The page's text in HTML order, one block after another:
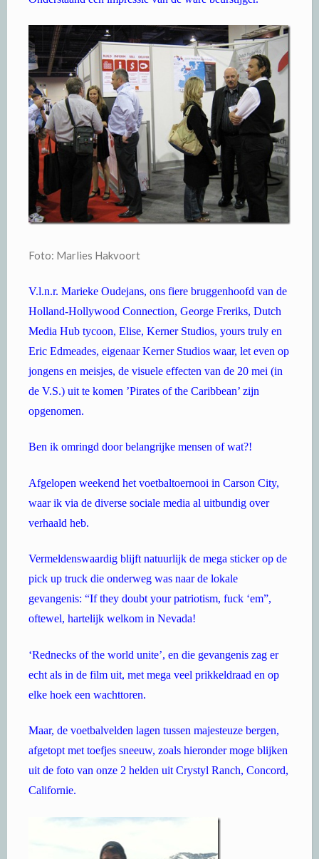
Foto: Marlies Hakvoort
V.l.n.r. Marieke Oudejans, ons fiere bruggenhoofd van de
Holland-Hollywood Connection, George Freriks, Dutch
Media Hub tycoon, Elise, Kerner Studios, yours truly en
Eric Edmeades, eigenaar Kerner Studios waar, let even op
jongens en meisjes, de visuele effecten van de 20 mei (in
de V.S.) uit te komen ’Pirates of the Caribbean’ zijn
opgenomen.
Ben ik omringd door belangrijke mensen of wat?!
Afgelopen weekend het voetbaltoernooi in Carson City,
waar ik via de diverse sociale media al uitbundig over
verhaald heb.
Vermeldenswaardig blijft natuurlijk de mega sticker op de
pick up truck die onderweg was naar de lokale
gevangenis: “If they doubt your patriotism, fuck ‘em”,
oftewel, hartelijk welkom in Nevada!
‘Rednecks of the world unite’, en die gevangenis zag er
echt als in de film uit, met mega veel prikkeldraad en op
elke hoek een wachttoren.
Maar, de voetbalvelden lagen tussen majesteuze bergen,
afgetopt met toefjes sneeuw, zoals hieronder moge blijken
uit de foto van onze 2 helden uit Crystyl Ranch, Concord,
Californie.